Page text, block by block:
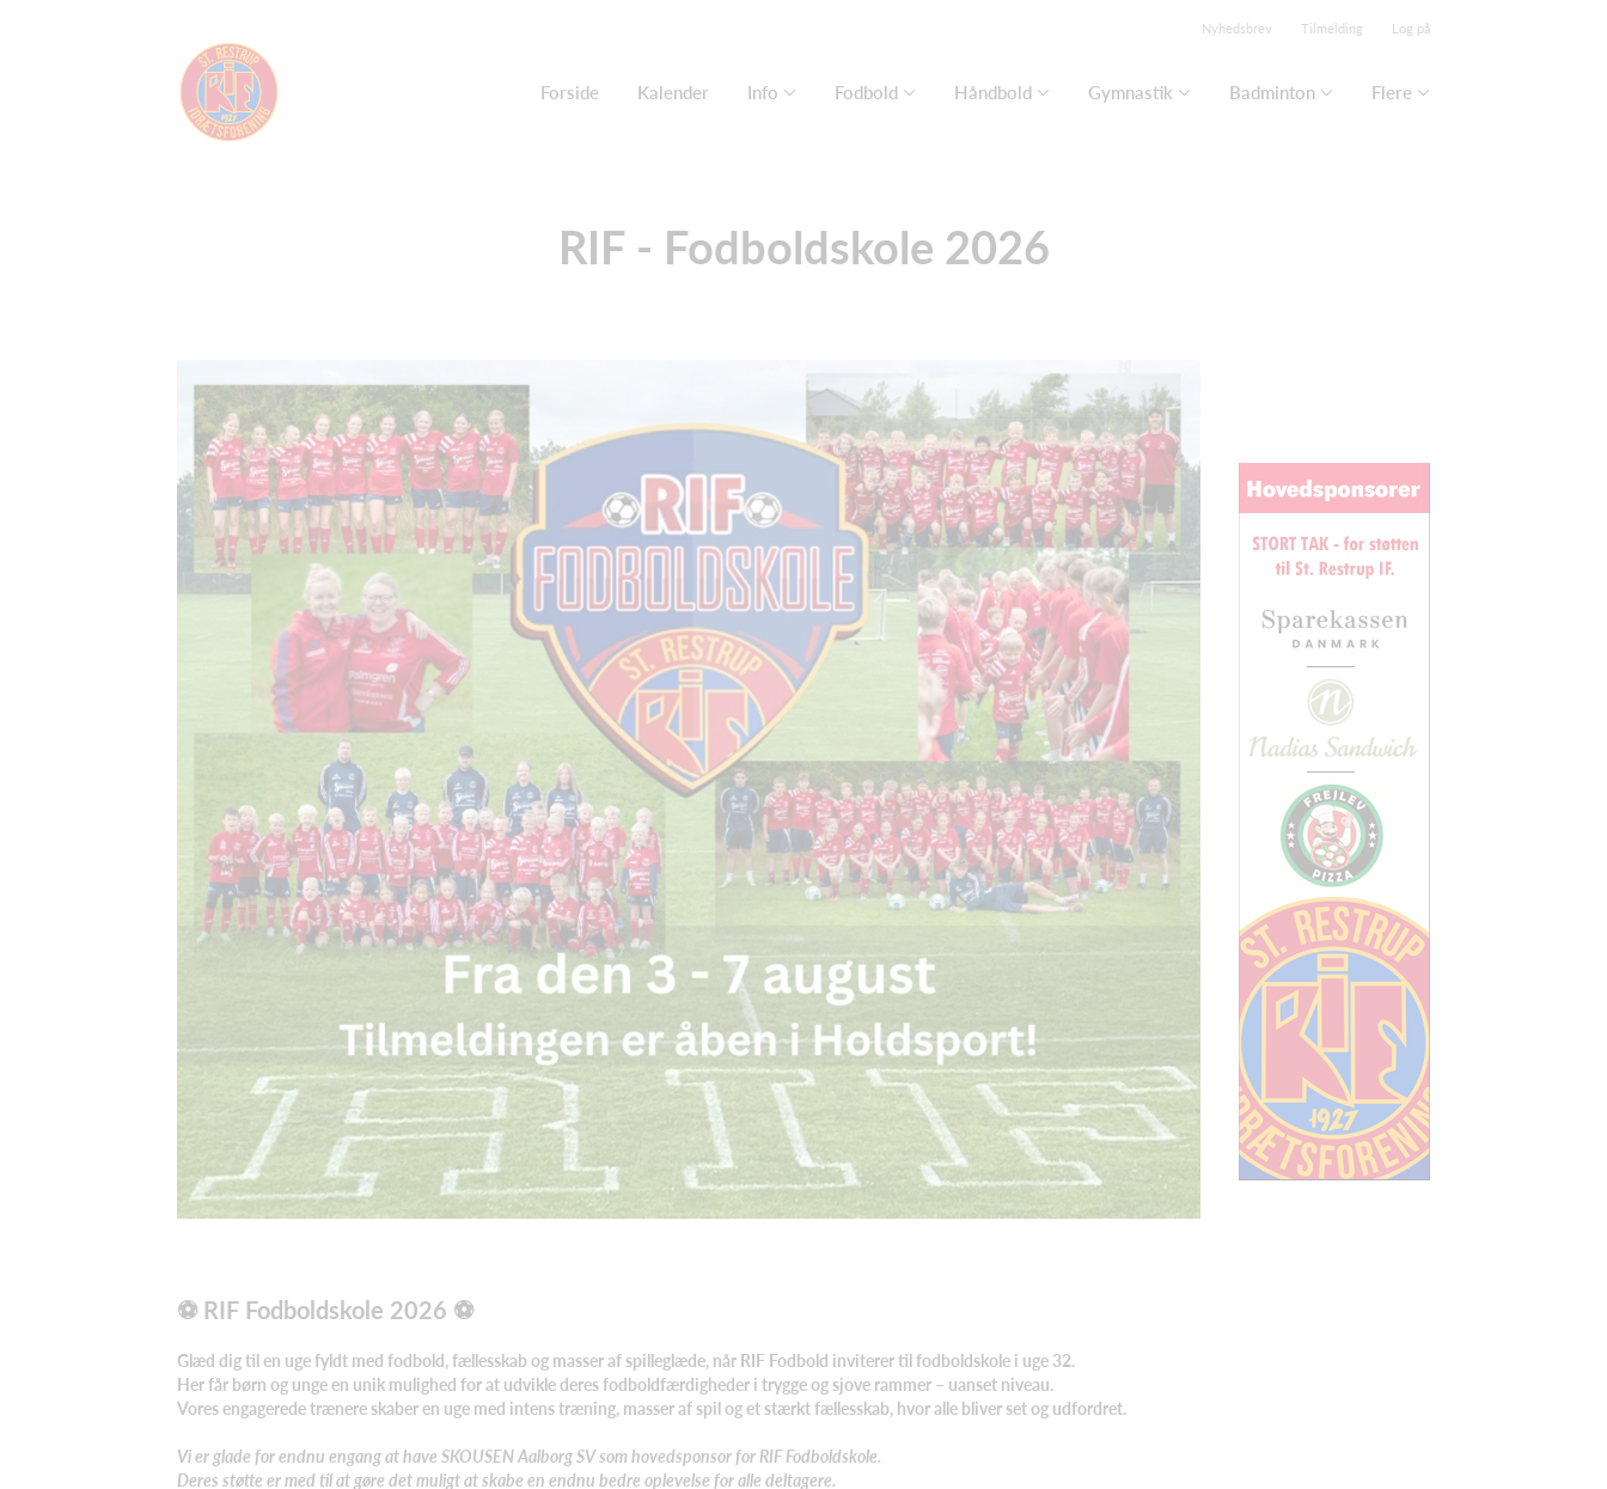
Nyhedsbrev Tilmelding Log på
Forside Kalender Info Fodbold Håndbold Gymnastik Badminton Flere
RIF - Fodboldskole 2026
⚽ RIF Fodboldskole 2026 ⚽
Glæd dig til en uge fyldt med fodbold, fællesskab og masser af spilleglæde, når RIF Fodbold inviterer til fodboldskole i uge 32.
Her får børn og unge en unik mulighed for at udvikle deres fodboldfærdigheder i trygge og sjove rammer – uanset niveau.
Vores engagerede trænere skaber en uge med intens træning, masser af spil og et stærkt fællesskab, hvor alle bliver set og udfordret.
Vi er glade for endnu engang at have SKOUSEN Aalborg SV som hovedsponsor for RIF Fodboldskole.
Deres støtte er med til at gøre det muligt at skabe en endnu bedre oplevelse for alle deltagere.